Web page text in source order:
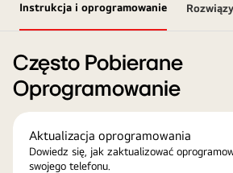
Instrukcja i oprogramowanie
Często Pobierane
Oprogramowanie
Aktualizacja oprogramowania
Dowiedz się, jak zaktualizować
swojego telefonu.